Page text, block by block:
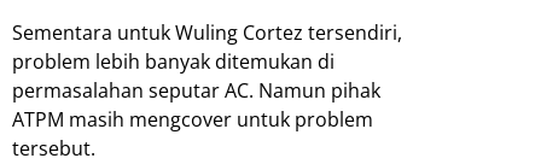
Sementara untuk Wuling Cortez tersendiri,
problem lebih banyak ditemukan di
permasalahan seputar AC. Namun pihak
ATPM masih mengcover untuk problem
tersebut.